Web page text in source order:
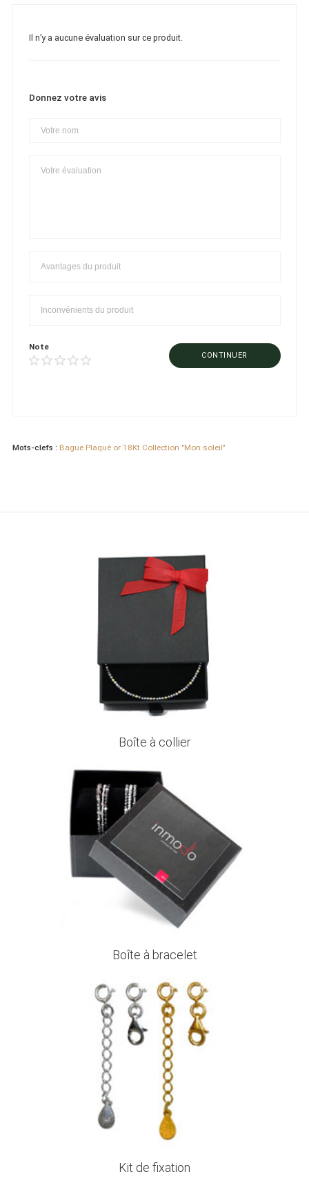
Il n’y a aucune évaluation sur ce produit.
Donnez votre avis
Note
CONTINUER
Mots-clefs : Bague Plaqué or 18Kt Collection "Mon soleil"
Boîte à collier
Boîte à bracelet
Kit de fixation